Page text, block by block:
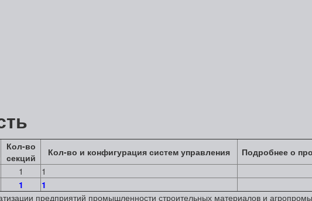
Кол-во
секций
Кол-во и конфигурация систем управления Подробнее о
1 1
1
1
предприятий промышленности строительных материалов и